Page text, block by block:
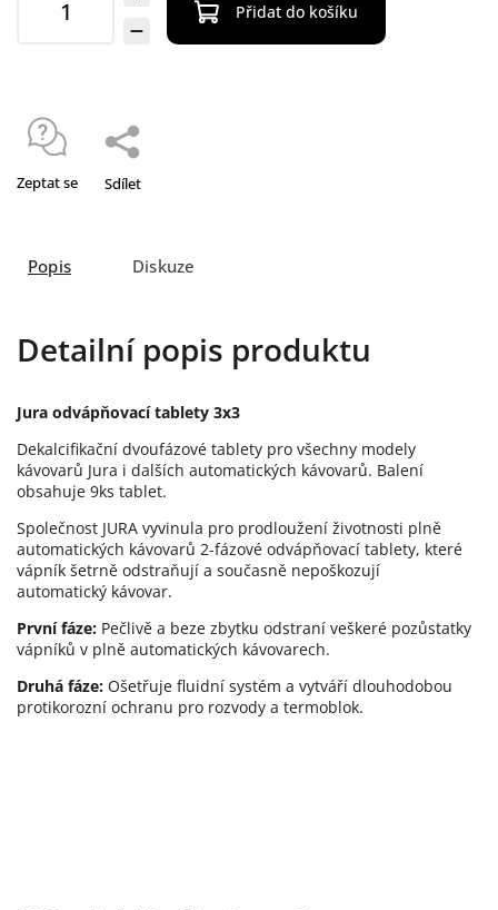
Přidat do košíku
Zeptat se Sdílet
Popis Diskuze
Detailní popis produktu
Jura odvápňovací tablety 3x3
Dekalcifikační dvoufázové tablety pro všechny modely
kávovarů Jura i dalších automatických kávovarů. Balení
obsahuje 9ks tablet.
Společnost JURA vyvinula pro prodloužení životnosti plně
automatických kávovarů 2-fázové odvápňovací tablety, které
vápník šetrně odstraňují a současně nepoškozují
automatický kávovar.
První fáze: Pečlivě a beze zbytku odstraní veškeré pozůstatky
vápníků v plně automatických kávovarech.
Druhá fáze: Ošetřuje fluidní systém a vytváří dlouhodobou
protikorozní ochranu pro rozvody a termoblok.